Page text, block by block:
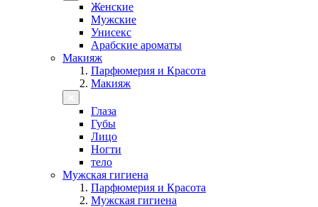
Женские
Мужские
Унисекс
Арабские ароматы
Макияж
Парфюмерия и Красота
Макияж
Глаза
Губы
Лицо
Ногти
тело
Мужская гигиена
Парфюмерия и Красота
Мужская гигиена